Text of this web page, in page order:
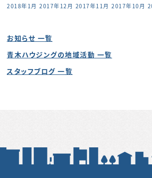
2018年1月 2017年12月 2017年11月 2017年10月
お知らせ 一覧
青木ハウジングの地域活動 一覧
スタッフブログ 一覧